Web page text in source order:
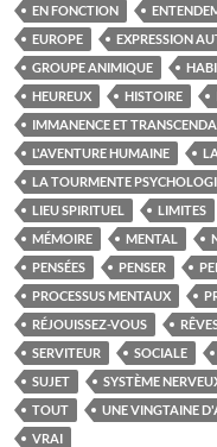
EN FONCTION
EUROPE
EXPRESSION
GROUPE ANIMIQUE
HEUREUX
HISTOIRE
IMMANENCE ET
L'AVENTURE HUMAINE
LA TOURMENTE
LIEU SPIRITUEL
LIMITES
MÉMOIRE
MENTAL
PENSÉES
PENSER
PROCESSUS MENTAUX
RÉJOUISSEZ-VOUS
SERVITEUR
SOCIALE
SUJET
SYSTÈME
TOUT
UNE VINGTAINE
VRAI